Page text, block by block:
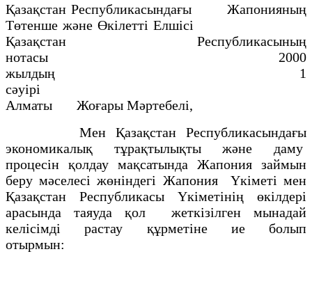
Қазақстан Республикасындағы Жапонияның
Төтенше және Өкілетті Елшісі
Қазақстан Республикасының
нотасы 2000
жылдың 1
сәуiрi
Алматы Жоғары Мәртебелi,
Мен Қазақстан Республикасындағы
экономикалық тұрақтылықты және даму
процесiн қолдау мақсатында Жапония займын
беру мәселесi жөнiндегi Жапония Үкiметi мен
Қазақстан Республикасы Үкiметiнiң өкiлдерi
арасында таяуда қол жеткiзiлген мынадай
келiсiмдi растау құрметiне ие болып
отырмын: